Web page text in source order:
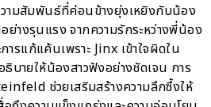
ามสัมพันธ์ที่ค่อนข้างยุ่งเหยิงกับน้อง
ย่างรุนแรง จากความรักระหว่างพี่น้อง
ารแก้แค้นเพราะ Jinx เข้าใจผิดใน
ธิบายให้น้องสาวฟังอย่างชัดเจน การ
ช่วยเสริมสร้างความลึกซึ้งให้